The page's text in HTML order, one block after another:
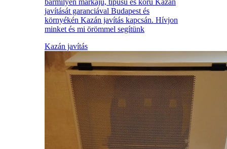
bármilyen márkájú, típusú és korú Kazán
javítását garanciával Budapest és
környékén Kazán javítás kapcsán. Hívjon
minket és mi örömmel segítünk
Kazán javítás